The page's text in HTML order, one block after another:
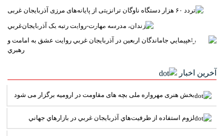
زندان، مدرسه مهارت-روايت رتبه يک آذربايجان‌غربي
راهپيمايي جاماندگان اربعين در آذربايجان غربي روايت عشق به امامت و
رهبري
آخرین اخبار
بخش هنری مهرواره ملی بچه های مقاومت در ارومیه برگزار می شود
لزوم استفاده از ظرفيت‌هاي آذربايجان غربي در بازارهاي جهاني